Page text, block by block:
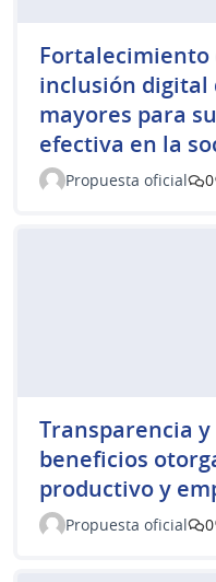
Fortalecimiento
inclusión digital
mayores para
efectiva en la
Propuesta oficial 0
Transparencia
beneficios
productivo y
Propuesta oficial 0